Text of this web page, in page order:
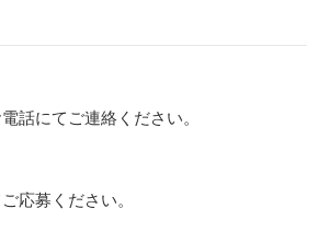
話にてご連絡ください。
応募ください。